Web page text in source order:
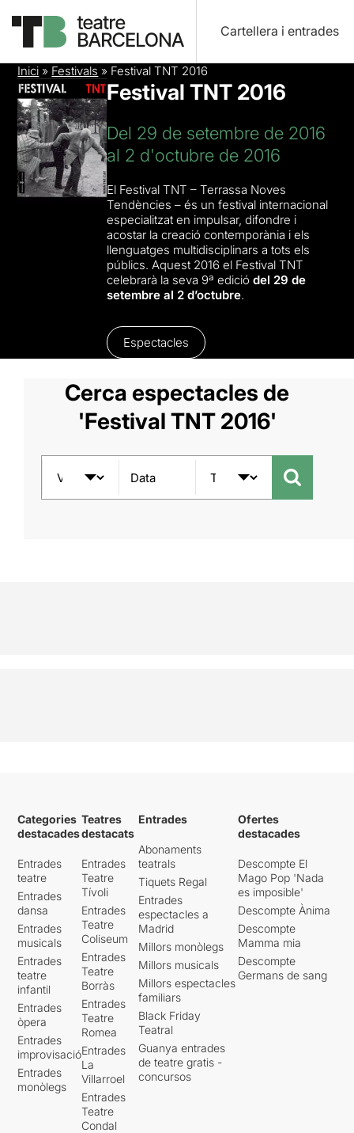
Cartellera i entrades
Inici » Festivals » Festival TNT 2016
Festival TNT 2016
Del 29 de setembre de 2016
al 2 d'octubre de 2016
El Festival TNT – Terrassa Noves
Tendències – és un festival internacional
especialitzat en impulsar, difondre i
acostar la creació contemporània i els
llenguatges multidisciplinars a tots els
públics. Aquest 2016 el Festival TNT
celebrarà la seva 9ª ediciódel 29 de
setembre al 2 d’octubre.
Espectacles
Cerca espectacles de
'Festival TNT 2016'
Data
Categories
destacades
Entrades
teatre
Entrades
dansa
Entrades
musicals
Entrades
teatre
infantil
Entrades
òpera
Entrades
improvisació
Entrades
monòlegs
Teatres
destacats
Entrades
Teatre
Tívoli
Entrades
Teatre
Coliseum
Entrades
Teatre
Borràs
Entrades
Teatre
Romea
Entrades
La
Villarroel
Entrades
Teatre
Condal
Entrades
Abonaments
teatrals
Tiquets Regal
Entrades
espectacles a
Madrid
Millors monòlegs
Millors musicals
Millors espectacles
familiars
Black Friday
Teatral
Guanya entrades
de teatre gratis -
concursos
Ofertes
destacades
Descompte El
Mago Pop 'Nada
es imposible'
Descompte Ànima
Descompte
Mamma mia
Descompte
Germans de sang